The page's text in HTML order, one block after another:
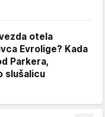
otela
Evrolige? Kada
Parkera,
slušalicu